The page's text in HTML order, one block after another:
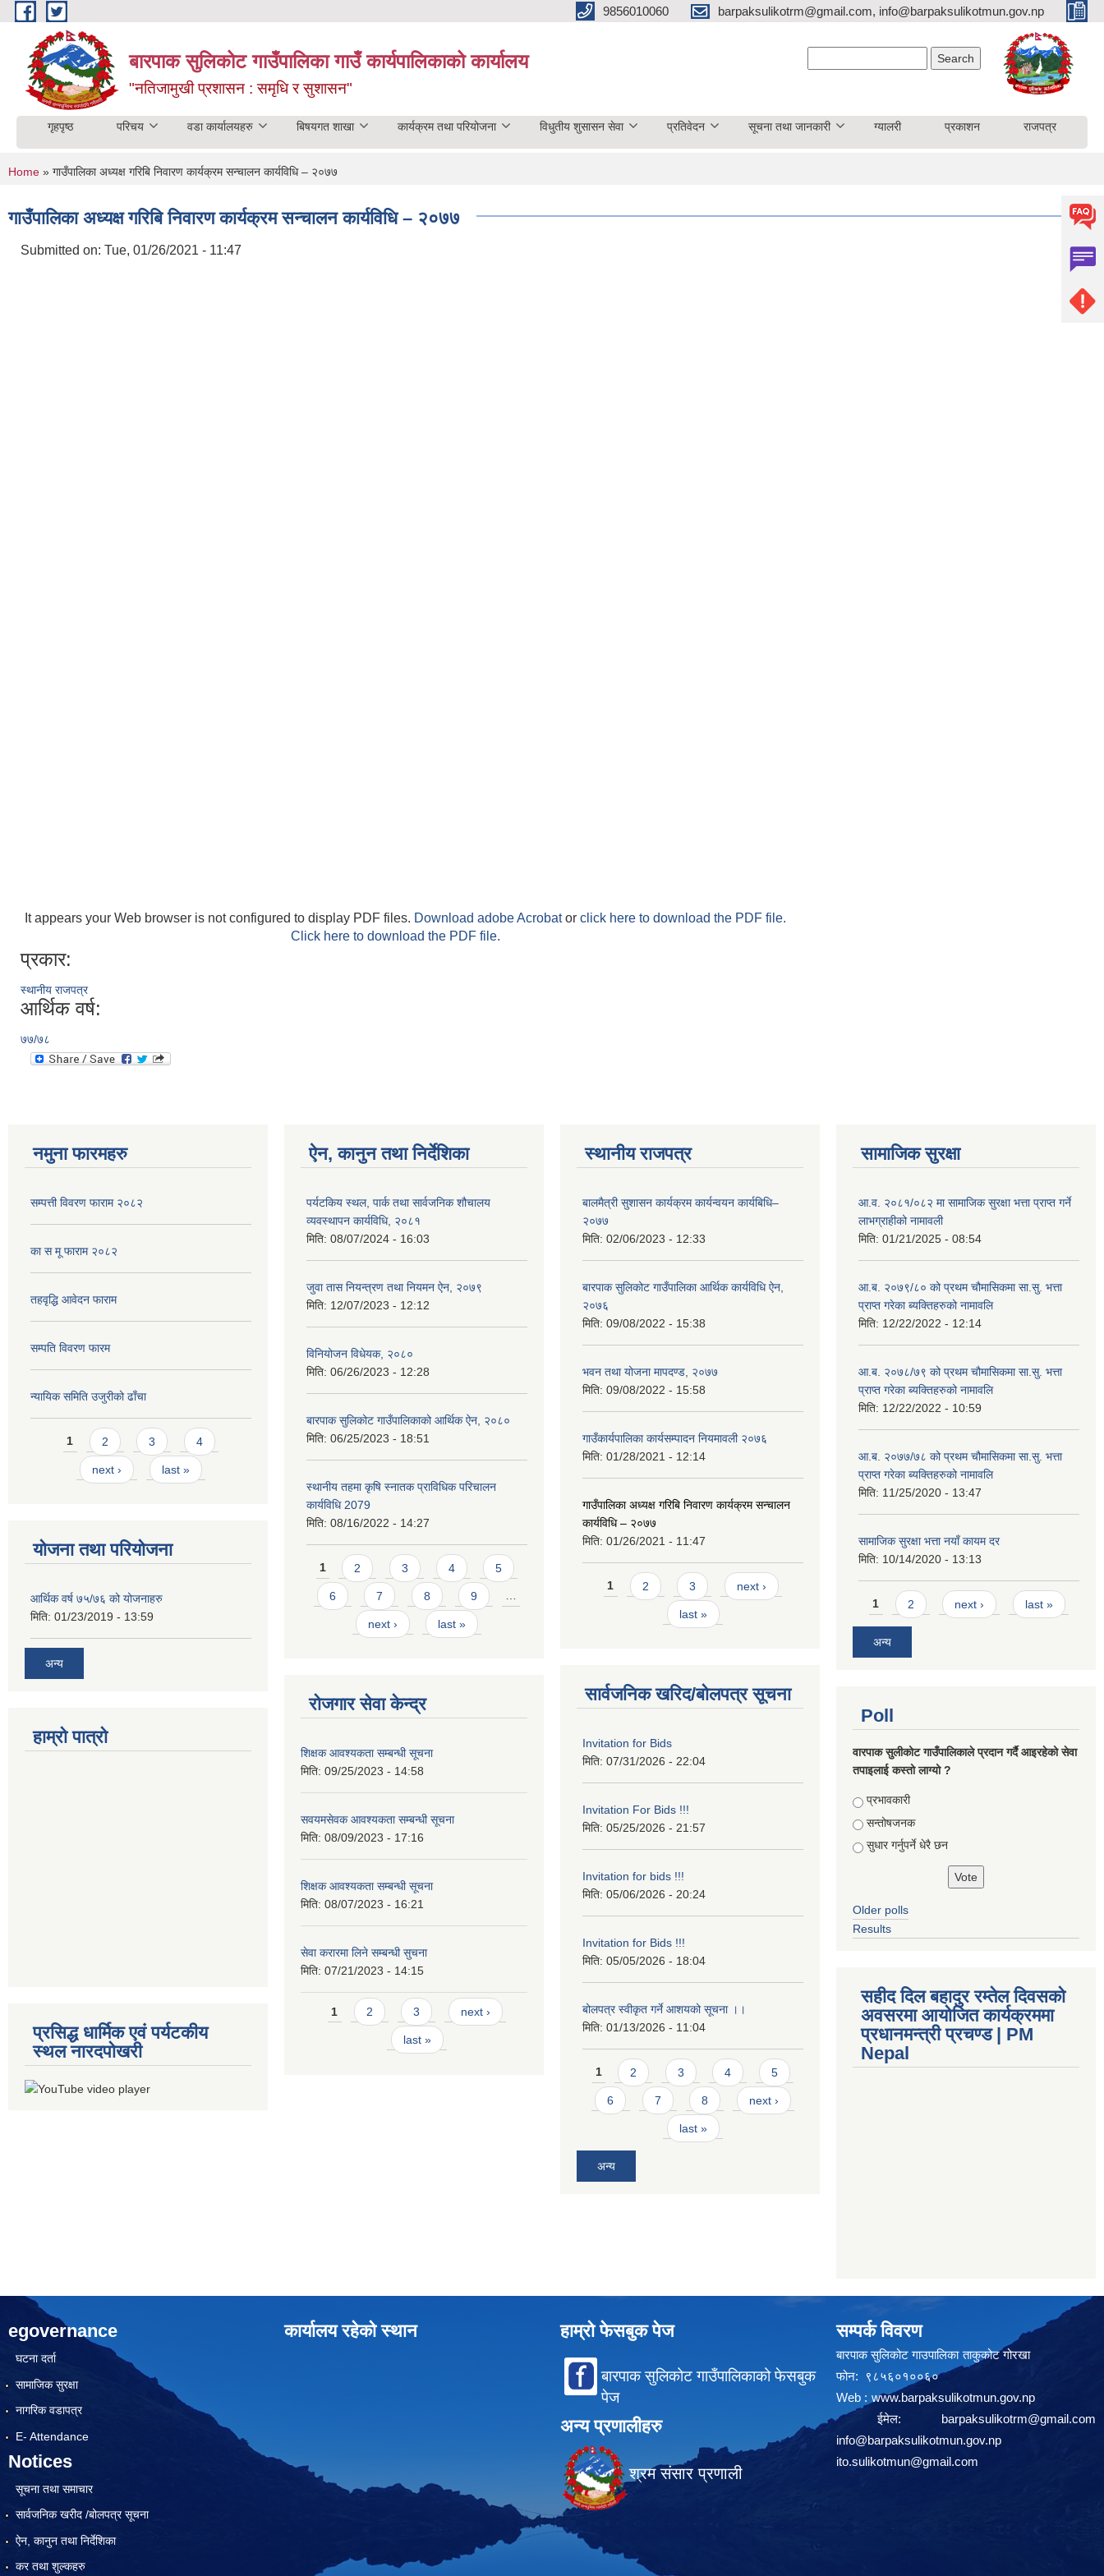
Skip to main content 9856010060 barpaksulikotrm@gmail.com, info@barpaksulikotmun.gov.np
बारपाक सुलिकोट गाउँपालिका गाउँ कार्यपालिकाको कार्यालय
"नतिजामुखी प्रशासन : समृधि र सुशासन"
गृहपृष्ठ परिचय वडा कार्यालयहरु बिषयगत शाखा कार्यक्रम तथा परियोजना विधुतीय शुसासन सेवा प्रतिवेदन सूचना तथा जानकारी ग्यालरी प्रकाशन राजपत्र
You are here
Home » गाउँपालिका अध्यक्ष गरिबि निवारण कार्यक्रम सन्चालन कार्यविधि – २०७७
गाउँपालिका अध्यक्ष गरिबि निवारण कार्यक्रम सन्चालन कार्यविधि – २०७७
Submitted on: Tue, 01/26/2021 - 11:47
It appears your Web browser is not configured to display PDF files. Download adobe Acrobator click here to download the PDF file.
Click here to download the PDF file.
प्रकार:
स्थानीय राजपत्र
आर्थिक वर्ष:
७७/७८
नमुना फारमहरु
सम्पत्ती विवरण फाराम २०८२
का स मू फाराम २०८२
तहवृद्धि आवेदन फाराम
सम्पति विवरण फारम
न्यायिक समिति उजुरीको ढाँचा
Pages
1 2 3 4
next › last »
योजना तथा परियोजना
आर्थिक वर्ष ७५/७६ को योजनाहरु
मिति: 01/23/2019 - 13:59
अन्य
हाम्रो पात्रो
प्रसिद्ध धार्मिक एवं पर्यटकीय
स्थल नारदपोखरी
ऐन, कानुन तथा निर्देशिका
पर्यटकिय स्थल, पार्क तथा सार्वजनिक शौचालय
व्यवस्थापन कार्यविधि, २०८१
मिति: 08/07/2024 - 16:03
जुवा तास नियन्त्रण तथा नियमन ऐन, २०७९
मिति: 12/07/2023 - 12:12
विनियोजन विधेयक, २०८०
मिति: 06/26/2023 - 12:28
बारपाक सुलिकोट गाउँपालिकाको आर्थिक ऐन, २०८०
मिति: 06/25/2023 - 18:51
स्थानीय तहमा कृषि स्नातक प्राविधिक परिचालन
कार्यविधि 2079
मिति: 08/16/2022 - 14:27
Pages
1 2 3 4 5
6 7 8 9 …
next › last »
रोजगार सेवा केन्द्र
शिक्षक आवश्यकता सम्बन्धी सूचना
मिति: 09/25/2023 - 14:58
सवयमसेवक आवश्यकता सम्बन्धी सूचना
मिति: 08/09/2023 - 17:16
शिक्षक आवश्यकता सम्बन्धी सूचना
मिति: 08/07/2023 - 16:21
सेवा करारमा लिने सम्बन्धी सुचना
मिति: 07/21/2023 - 14:15
Pages
1 2 3 next ›
last »
स्थानीय राजपत्र
बालमैत्री सुशासन कार्यक्रम कार्यन्वयन कार्यबिधि–
२०७७
मिति: 02/06/2023 - 12:33
बारपाक सुलिकोट गाउँपालिका आर्थिक कार्यविधि ऐन,
२०७६
मिति: 09/08/2022 - 15:38
भवन तथा योजना मापदण्ड, २०७७
मिति: 09/08/2022 - 15:58
गाउँकार्यपालिका कार्यसम्पादन नियमावली २०७६
मिति: 01/28/2021 - 12:14
गाउँपालिका अध्यक्ष गरिबि निवारण कार्यक्रम सन्चालन
कार्यविधि – २०७७
मिति: 01/26/2021 - 11:47
Pages
1 2 3 next ›
last »
सार्वजनिक खरिद/बोलपत्र सूचना
Invitation for Bids
मिति: 07/31/2026 - 22:04
Invitation For Bids !!!
मिति: 05/25/2026 - 21:57
Invitation for bids !!!
मिति: 05/06/2026 - 20:24
Invitation for Bids !!!
मिति: 05/05/2026 - 18:04
बोलपत्र स्वीकृत गर्ने आशयको सूचना ।।
मिति: 01/13/2026 - 11:04
Pages
1 2 3 4 5
6 7 8 next ›
last »
अन्य
सामाजिक सुरक्षा
आ.व. २०८१/०८२ मा सामाजिक सुरक्षा भत्ता प्राप्त गर्ने
लाभग्राहीको नामावली
मिति: 01/21/2025 - 08:54
आ.ब. २०७९/८० को प्रथम चौमासिकमा सा.सु. भत्ता
प्राप्त गरेका ब्यक्तिहरुको नामावलि
मिति: 12/22/2022 - 12:14
आ.ब. २०७८/७९ को प्रथम चौमासिकमा सा.सु. भत्ता
प्राप्त गरेका ब्यक्तिहरुको नामावलि
मिति: 12/22/2022 - 10:59
आ.ब. २०७७/७८ को प्रथम चौमासिकमा सा.सु. भत्ता
प्राप्त गरेका ब्यक्तिहरुको नामावलि
मिति: 11/25/2020 - 13:47
सामाजिक सुरक्षा भत्ता नयाँ कायम दर
मिति: 10/14/2020 - 13:13
Pages
1 2 next › last »
अन्य
Poll
वारपाक सुलीकोट गाउँपालिकाले प्रदान गर्दै आइरहेको सेवा
तपाइलाई कस्तो लाग्यो ?
Choices
प्रभावकारी
सन्तोषजनक
सुधार गर्नुपर्ने धेरै छन
Older polls
Results
सहीद दिल बहादुर रम्तेल दिवसको
अवसरमा आयोजित कार्यक्रममा
प्रधानमन्त्री प्रचण्ड | PM
Nepal
egovernance
घटना दर्ता
सामाजिक सुरक्षा
नागरिक वडापत्र
E- Attendance
Notices
सूचना तथा समाचार
सार्वजनिक खरीद /बोलपत्र सूचना
ऐन, कानुन तथा निर्देशिका
कर तथा शुल्कहरु
कार्यालय रहेको स्थान हाम्रो फेसबुक पेज
बारपाक सुलिकोट गाउँपालिकाको फेसबुक
पेज
अन्य प्रणालीहरु
श्रम संसार प्रणाली
सम्पर्क विवरण
बारपाक सुलिकोट गाउपालिका ताकुकोट गोरखा
फोन: ९८५६०१००६०
Web : www.barpaksulikotmun.gov.np
ईमेल: barpaksulikotrm@gmail.com
info@barpaksulikotmun.gov.np
ito.sulikotmun@gmail.com